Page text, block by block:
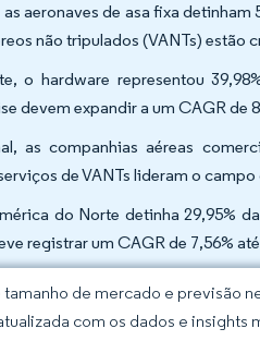
aeronaves de asa fixa
não tripulados (VANTs) estão
o hardware representou
devem expandir a um CAGR de
as companhias aéreas
de VANTs lideram o
do Norte detinha 29,95%
registrar um CAGR de 7,56%
tamanho de mercado e previsão
com os dados e insights